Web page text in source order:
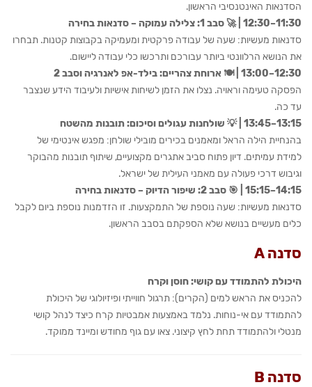
הסדנאות האינטנסיבי הראשון.
11:30–12:30 | 🚀 סבב 1: צלילה עמוקה – סדנאות בחירה
סדנאות מעשיות: שעה של עבודה פרקטית ומעמיקה בקבוצות קטנות. תבחרו
את הנושא הרלוונטי ביותר עבורכם ותרכשו כלי עבודה ליישום.
12:30–13:00 | 🍽️ ארוחת צהריים: בילד-אפ לאנרגיה וסבב 2
הפסקה טעימה וראויה. נצלו את הזמן לשיחות אישיות ולעיבוד הידע שנצבר
עד כה.
13:15–13:45 | 💡 שולחנות עגולים וסיכום: תובנות מהשטח
בהנחיית הילה הראל ומאמנים בכירים מובילי שולחן: מפגש אינטימי של
למידת עמיתים. דיון פתוח סביב אתגרים מקצועיים, שיתוף תובנות מהבוקר
וגיבוש דרכי פעולה עם מאמני העילית של ישראל.
14:15–15:15 | 🎯 סבב 2: שיפור הדיוק – סדנאות בחירה
סדנאות מעשיות: שעה נוספת של התמקצעות. זו הזדמנות נוספת ביום לקבל
כלים מעשיים בנושא שלא הספקתם בסבב הראשון.
סדנה A
היכולת להתמודד עם קושי: חוסן וקרח
להכניס את הראש למים (הקרים): תרגול חווייתי ופיזיולוגי של היכולת
להתמודד עם אי-נוחות. נלמד באמצעות אמבטיות קרח כיצד לנהל קושי
מנטלי ולהתמודד תחת לחץ קיצוני. צאו עם גוף מחודש ומיינד ממוקד.
סדנה B